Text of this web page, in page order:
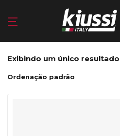
Exibindo um único resultado